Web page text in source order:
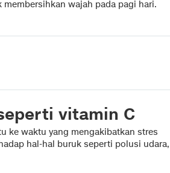
wajah pada pagi hari.
vitamin C
ke waktu yang mengakibatkan stres
hal-hal buruk seperti polusi udara,